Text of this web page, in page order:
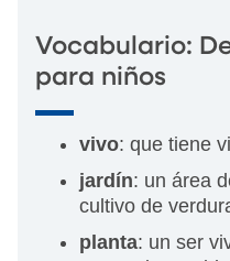
Vocabulario:
para niños
vivo: que tiene
jardín: un área
cultivo de
planta: un ser